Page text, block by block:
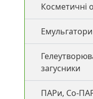
Косметичні
Емульгатори
Ламелярні
Прямі
загусники
Воски та
ПАРи, Со-